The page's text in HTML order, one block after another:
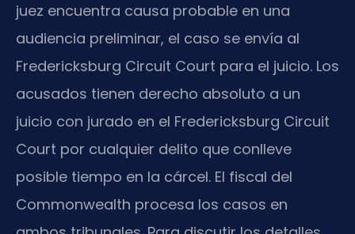
juez encuentra causa probable en una
audiencia preliminar, el caso se envía al
Fredericksburg Circuit Court para el juicio. Los
acusados tienen derecho absoluto a un
juicio con jurado en el Fredericksburg Circuit
Court por cualquier delito que conlleve
posible tiempo en la cárcel. El fiscal del
Commonwealth procesa los casos en